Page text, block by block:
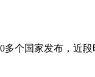
个国家发布，近段